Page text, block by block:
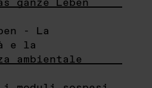
- La
e la
ambientale